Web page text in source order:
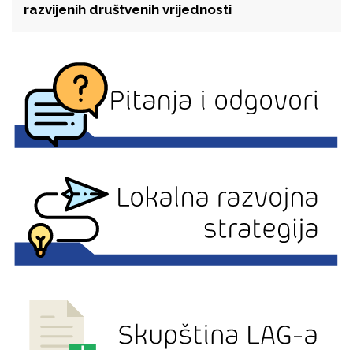
razvijenih društvenih vrijednosti